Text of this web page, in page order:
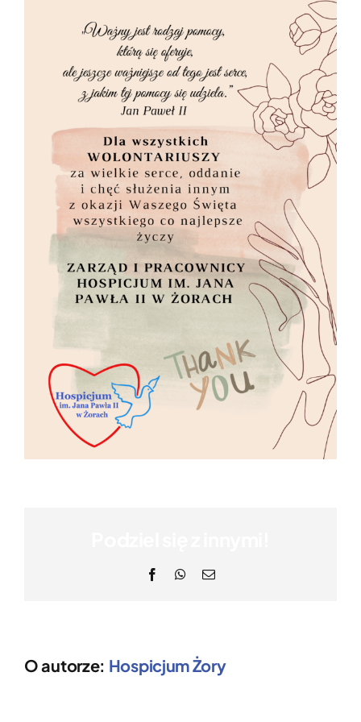
FacebookWhatsApp
Email
O autorze: Hospicjum Żory